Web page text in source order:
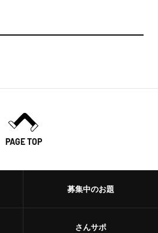
PAGE TOP
募集中のお題
さんサポ